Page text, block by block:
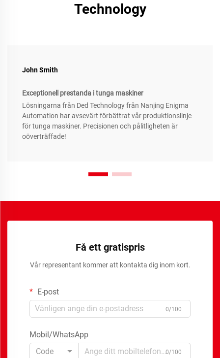
Technology
John Smith
Exceptionell prestanda i tunga maskiner
Lösningarna från Ded Technology från Nanjing Enigma
Automation har avsevärt förbättrat vår produktionslinje
för tunga maskiner. Precisionen och pålitligheten är
oöverträffade!
Få ett gratispris
Vår representant kommer att kontakta dig inom kort.
E-post
0/100
Mobil/WhatsApp
Code
0/100